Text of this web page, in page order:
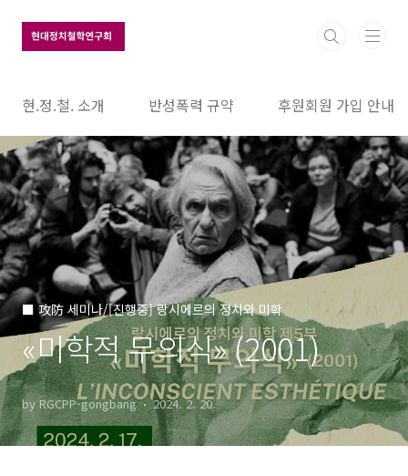
현.정.철. 소개 반성폭력 규약 후원회원 가입 안내
■ 攻防 세미나/[진행중] 랑시에르의 정치와 미학
«미학적 무의식» (2001)
by RGCPP-gongbang 2024. 2. 20.